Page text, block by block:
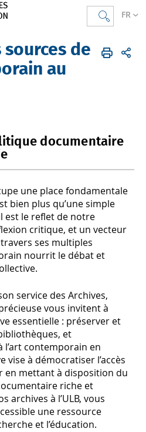
FR
au 2LAB
sources de
au
documentaire
une place fondamentale
bien plus qu’une simple
est le reflet de notre
critique, et un vecteur
ses multiples
nourrit le débat et
service des Archives,
vous invitent à
essentielle : préserver et
et
l’art contemporain en
vise à démocratiser l’accès
en mettant à disposition du
riche et
archives à l’ULB, vous
une ressource
et l’éducation.